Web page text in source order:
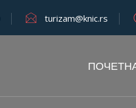
turizam@knic.rs